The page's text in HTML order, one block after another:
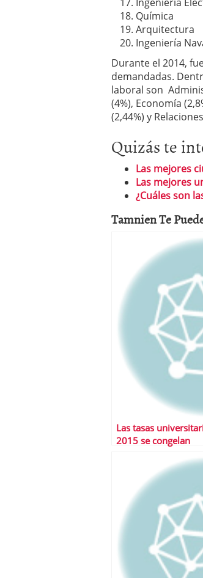
Química
Arquitectura
Ingeniería
Durante el 2014,
demandadas.
laboral son
(4%), Economía
(2,44%) y
Quizás te
Las mejores
Las mejores
¿Cuáles son
Tamnien Te
Las tasas
2015 se congelan